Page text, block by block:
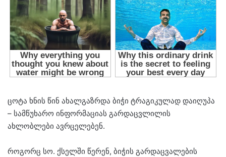
ცოტა ხნის წინ ახალგაზრდა ბიჭი ტრაგიკულად დაიღუპა
– სამწუხარო ინფორმაციას გარდაცვლილის
ახლობლები ავრცელებენ.
როგორც სო. ქსელში წერენ, ბიჭის გარდაცვალების